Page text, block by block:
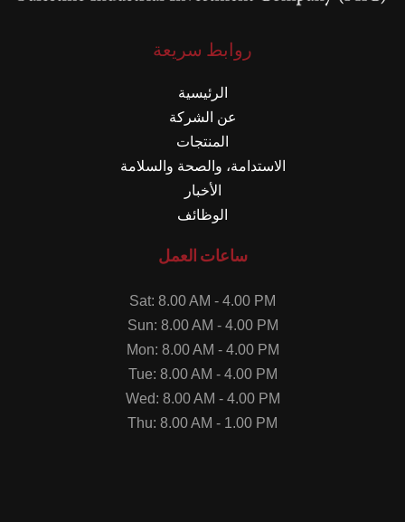
روابط سريعة
الرئيسية
عن الشركة
المنتجات
الاستدامة، والصحة والسلامة
الأخبار
الوظائف
ساعات العمل
Sat: 8.00 AM - 4.00 PM
Sun: 8.00 AM - 4.00 PM
Mon: 8.00 AM - 4.00 PM
Tue: 8.00 AM - 4.00 PM
Wed: 8.00 AM - 4.00 PM
Thu: 8.00 AM - 1.00 PM